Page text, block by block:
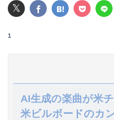
【王座戦】
浮気がバレた後、彼氏の嫁
𝕏
1
AI生成の楽曲が米
米ビルボードのカ